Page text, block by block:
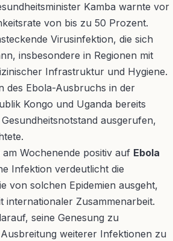
Kamba warnte vor
von bis zu 50 Prozent.
Virusinfektion, die sich
insbesondere in Regionen mit
Infrastruktur und Hygiene.
des Ebola-Ausbruchs in der
Kongo und Uganda bereits
ausgerufen,
Wochenende positiv auf Ebola
Infektion verdeutlicht die
von solchen Epidemien ausgeht,
internationaler Zusammenarbeit.
seine Genesung zu
weiterer Infektionen zu